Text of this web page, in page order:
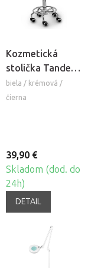
Kozmetická
stolička Tandem
COS
biela / krémová /
čierna
39,90 €
Skladom (dod. do
24h)
DETAIL